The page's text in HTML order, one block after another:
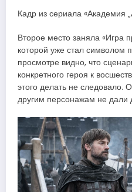
Кадр из сериала «Академия
Второе место заняла «Игра
которой уже стал символом
просмотре видно, что
конкретного героя к
этого делать не следовало.
другим персонажам не дали